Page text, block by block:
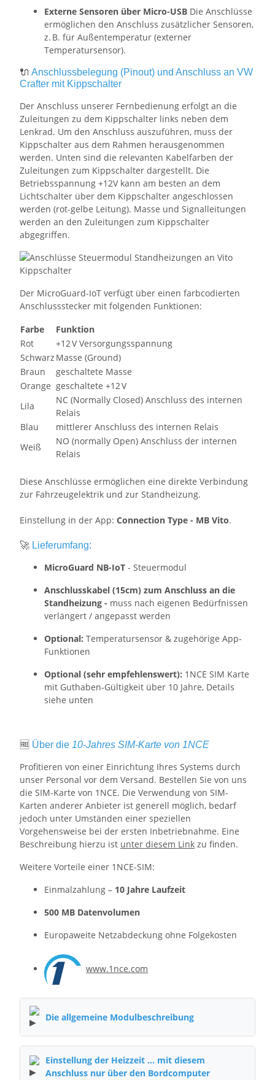
Externe Sensoren über Micro-USB Die Anschlüsse
ermöglichen den Anschluss zusätzlicher Sensoren,
z. B. für Außentemperatur (externer
Temperatursensor).
🔌 Anschlussbelegung (Pinout) und Anschluss an VW
Crafter mit Kippschalter
Der Anschluss unserer Fernbedienung erfolgt an die
Zuleitungen zu dem Kippschalter links neben dem
Lenkrad. Um den Anschluss auszuführen, muss der
Kippschalter aus dem Rahmen herausgenommen
werden. Unten sind die relevanten Kabelfarben der
Zuleitungen zum Kippschalter dargestellt. Die
Betriebsspannung +12V kann am besten an dem
Lichtschalter über dem Kippschalter angeschlossen
werden (rot-gelbe Leitung). Masse und Signalleitungen
werden an den Zuleitungen zum Kippschalter
abgegriffen.
Der MicroGuard-IoT verfügt über einen farbcodierten
Anschlussstecker mit folgenden Funktionen:
Farbe
Funktion
Rot
+12 V Versorgungsspannung
Schwarz Masse (Ground)
Braun
geschaltete Masse
Orange geschaltete +12 V
Lila
NC (Normally Closed) Anschluss des internen
Relais
Blau
mittlerer Anschluss des internen Relais
Weiß
NO (normally Open) Anschluss der internen
Relais
Diese Anschlüsse ermöglichen eine direkte Verbindung
zur Fahrzeugelektrik und zur Standheizung.
Einstellung in der App: Connection Type - MB Vito.
🚀 Lieferumfang:
MicroGuard NB-IoT - Steuermodul
Anschlusskabel (15cm) zum Anschluss an die
Standheizung - muss nach eigenen Bedürfnissen
verlängert / angepasst werden
Optional: Temperatursensor & zugehörige App-
Funktionen
Optional (sehr empfehlenswert): 1NCE SIM Karte
mit Guthaben-Gültigkeit über 10 Jahre, Details
siehe unten
🆓 Über die 10-Jahres SIM-Karte von 1NCE
Profitieren von einer Einrichtung Ihres Systems durch
unser Personal vor dem Versand. Bestellen Sie von uns
die SIM-Karte von 1NCE. Die Verwendung von SIM-
Karten anderer Anbieter ist generell möglich, bedarf
jedoch unter Umständen einer speziellen
Vorgehensweise bei der ersten Inbetriebnahme. Eine
Beschreibung hierzu ist unter diesem Link zu finden.
Weitere Vorteile einer 1NCE-SIM:
Einmalzahlung – 10 Jahre Laufzeit
500 MB Datenvolumen
Europaweite Netzabdeckung ohne Folgekosten
www.1nce.com
Die allgemeine Modulbeschreibung
Einstellung der Heizzeit ... mit diesem
Anschluss nur über den Bordcomputer